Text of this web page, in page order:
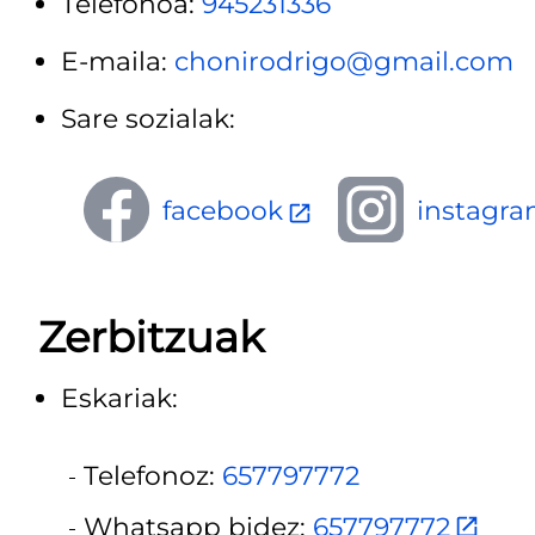
E-maila: chonirodrigo@gmail.com
Sare sozialak:
facebook
Zerbitzuak
Eskariak:
Telefonoz: 657797772
Whatsapp bidez: 657797772